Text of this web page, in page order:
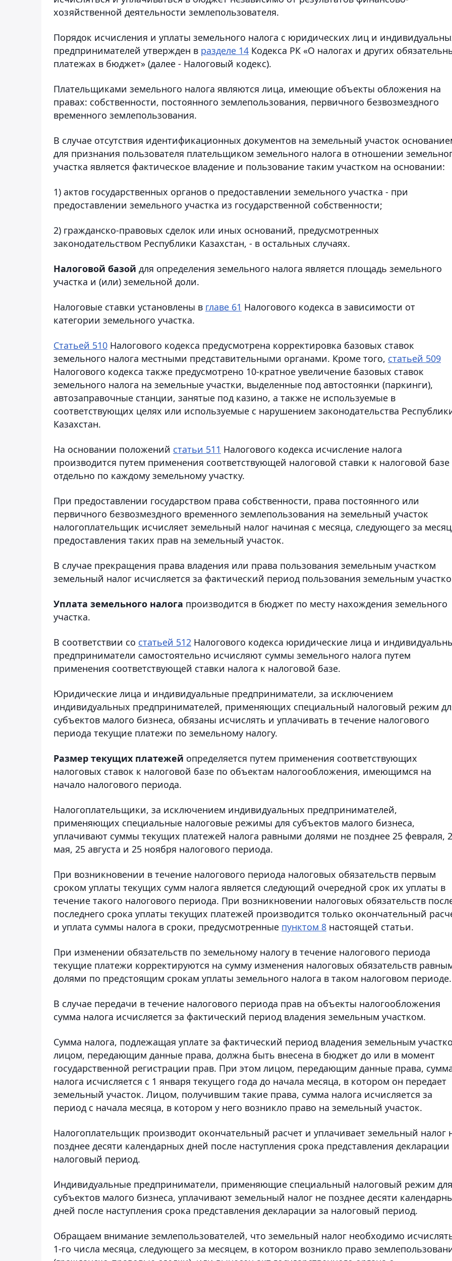
хозяйственной деятельности землепользователя.
Порядок исчисления и уплаты земельного налога с юридических лиц и
предпринимателей утвержден в разделе 14 Кодекса РК «О налогах и других
платежах в бюджет» (далее - Налоговый кодекс).
Плательщиками земельного налога являются лица, имеющие объекты обложения на
правах: собственности, постоянного землепользования, первичного безвозмездного
временного землепользования.
В случае отсутствия идентификационных документов на земельный участок
для признания пользователя плательщиком земельного налога в отношении
участка является фактическое владение и пользование таким участком на основании:
1) актов государственных органов о предоставлении земельного участка - при
предоставлении земельного участка из государственной собственности;
2) гражданско-правовых сделок или иных оснований, предусмотренных
законодательством Республики Казахстан, - в остальных случаях.
Налоговой базой для определения земельного налога является площадь земельного
участка и (или) земельной доли.
Налоговые ставки установлены в главе 61 Налогового кодекса в зависимости от
категории земельного участка.
Статьей 510 Налогового кодекса предусмотрена корректировка базовых ставок
земельного налога местными представительными органами. Кроме того, статьей 509
Налогового кодекса также предусмотрено 10-кратное увеличение базовых ставок
земельного налога на земельные участки, выделенные под автостоянки (паркинги),
автозаправочные станции, занятые под казино, а также не используемые в
соответствующих целях или используемые с нарушением законодательства
Казахстан.
На основании положений статьи 511 Налогового кодекса исчисление налога
производится путем применения соответствующей налоговой ставки к налоговой базе
отдельно по каждому земельному участку.
При предоставлении государством права собственности, права постоянного или
первичного безвозмездного временного землепользования на земельный участок
налогоплательщик исчисляет земельный налог начиная с месяца, следующего за
предоставления таких прав на земельный участок.
В случае прекращения права владения или права пользования земельным участком
земельный налог исчисляется за фактический период пользования земельным
Уплата земельного налога производится в бюджет по месту нахождения земельного
участка.
В соответствии со статьей 512 Налогового кодекса юридические лица и
предприниматели самостоятельно исчисляют суммы земельного налога путем
применения соответствующей ставки налога к налоговой базе.
Юридические лица и индивидуальные предприниматели, за исключением
индивидуальных предпринимателей, применяющих специальный налоговый режим
субъектов малого бизнеса, обязаны исчислять и уплачивать в течение налогового
периода текущие платежи по земельному налогу.
Размер текущих платежей определяется путем применения соответствующих
налоговых ставок к налоговой базе по объектам налогообложения, имеющимся на
начало налогового периода.
Налогоплательщики, за исключением индивидуальных предпринимателей,
применяющих специальные налоговые режимы для субъектов малого бизнеса,
уплачивают суммы текущих платежей налога равными долями не позднее 25 февраля,
мая, 25 августа и 25 ноября налогового периода.
При возникновении в течение налогового периода налоговых обязательств первым
сроком уплаты текущих сумм налога является следующий очередной срок их уплаты в
течение такого налогового периода. При возникновении налоговых обязательств
последнего срока уплаты текущих платежей производится только окончательный
и уплата суммы налога в сроки, предусмотренные пунктом 8 настоящей статьи.
При изменении обязательств по земельному налогу в течение налогового периода
текущие платежи корректируются на сумму изменения налоговых обязательств
долями по предстоящим срокам уплаты земельного налога в таком налоговом периоде.
В случае передачи в течение налогового периода прав на объекты налогообложения
сумма налога исчисляется за фактический период владения земельным участком.
Сумма налога, подлежащая уплате за фактический период владения земельным
лицом, передающим данные права, должна быть внесена в бюджет до или в момент
государственной регистрации прав. При этом лицом, передающим данные права,
налога исчисляется с 1 января текущего года до начала месяца, в котором он передает
земельный участок. Лицом, получившим такие права, сумма налога исчисляется за
период с начала месяца, в котором у него возникло право на земельный участок.
Налогоплательщик производит окончательный расчет и уплачивает земельный налог
позднее десяти календарных дней после наступления срока представления декларации
налоговый период.
Индивидуальные предприниматели, применяющие специальный налоговый режим для
субъектов малого бизнеса, уплачивают земельный налог не позднее десяти
дней после наступления срока представления декларации за налоговый период.
Обращаем внимание землепользователей, что земельный налог необходимо
1-го числа месяца, следующего за месяцем, в котором возникло право